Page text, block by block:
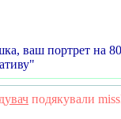
ваш портрет на
подякували